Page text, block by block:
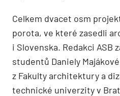
Celkem dvacet osm
porota, ve které zasedli
i Slovenska. Redakci ASB
studentů Daniely
z Fakulty architektury a
technické univerzity v